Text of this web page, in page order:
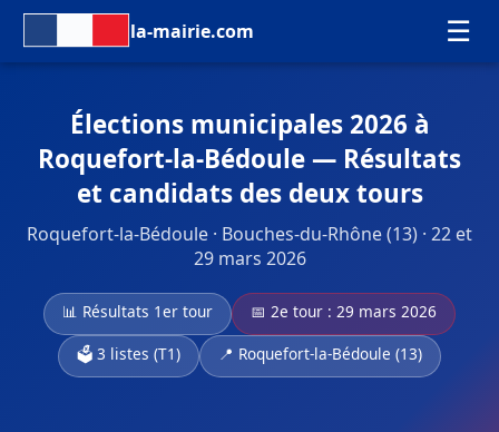
la-mairie.com ☰
Élections municipales 2026 à
Roquefort-la-Bédoule — Résultats
et candidats des deux tours
Roquefort-la-Bédoule · Bouches-du-Rhône (13) · 22 et
29 mars 2026
📊 Résultats 1er tour
📅 2e tour : 29 mars 2026
🗳️ 3 listes (T1)
📍 Roquefort-la-Bédoule (13)